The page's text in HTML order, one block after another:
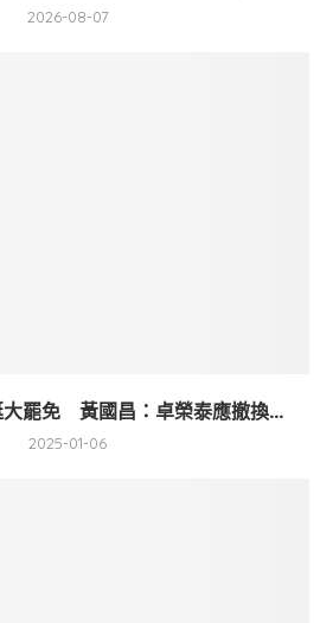
2026-08-07
罷免 黃國昌：卓榮泰應撤換...
2025-01-06